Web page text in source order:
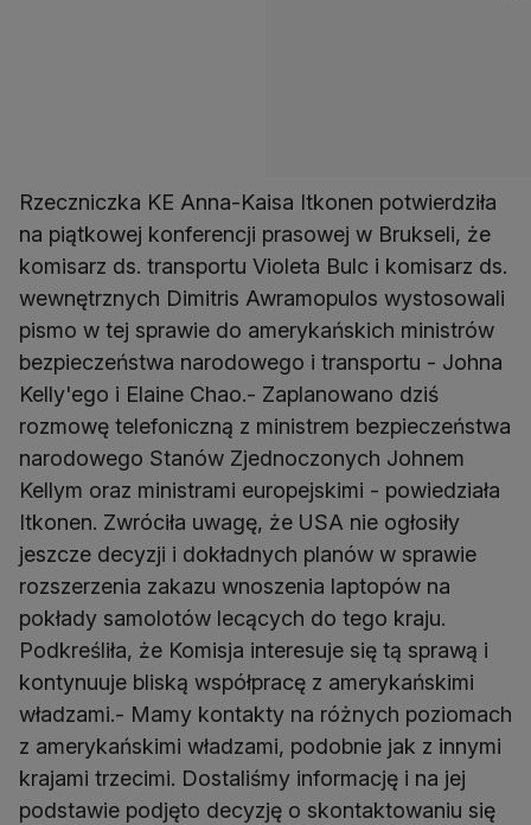
Rzeczniczka KE Anna-Kaisa Itkonen potwierdziła
na piątkowej konferencji prasowej w Brukseli, że
komisarz ds. transportu Violeta Bulc i komisarz ds.
wewnętrznych Dimitris Awramopulos wystosowali
pismo w tej sprawie do amerykańskich ministrów
bezpieczeństwa narodowego i transportu - Johna
Kelly'ego i Elaine Chao.- Zaplanowano dziś
rozmowę telefoniczną z ministrem bezpieczeństwa
narodowego Stanów Zjednoczonych Johnem
Kellym oraz ministrami europejskimi - powiedziała
Itkonen. Zwróciła uwagę, że USA nie ogłosiły
jeszcze decyzji i dokładnych planów w sprawie
rozszerzenia zakazu wnoszenia laptopów na
pokłady samolotów lecących do tego kraju.
Podkreśliła, że Komisja interesuje się tą sprawą i
kontynuuje bliską współpracę z amerykańskimi
władzami.- Mamy kontakty na różnych poziomach
z amerykańskimi władzami, podobnie jak z innymi
krajami trzecimi. Dostaliśmy informację i na jej
podstawie podjęto decyzję o skontaktowaniu się